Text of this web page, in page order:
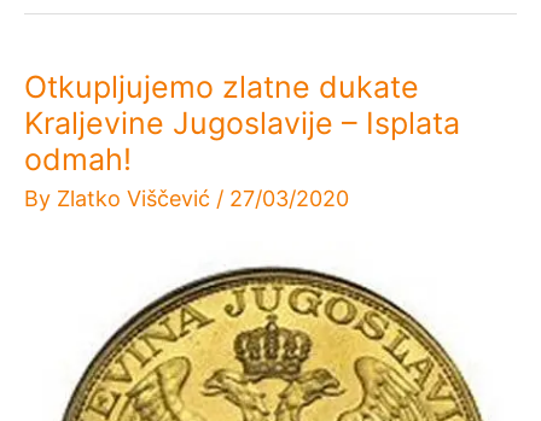
Otkupljujemo zlatne dukate
Kraljevine Jugoslavije – Isplata
odmah!
By Zlatko Viščević / 27/03/2020